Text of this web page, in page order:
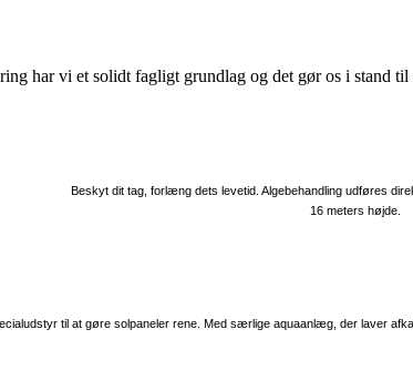
har vi et solidt fagligt grundlag og det gør os i stand
Beskyt dit tag, forlæng dets levetid. Algebehandling udføres
16 meters højde.
til at gøre solpaneler rene. Med særlige aquaanlæg, der laver